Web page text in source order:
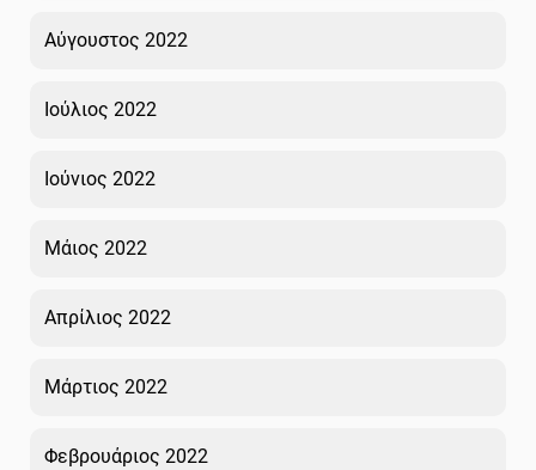
Αύγουστος 2022
Ιούλιος 2022
Ιούνιος 2022
Μάιος 2022
Απρίλιος 2022
Μάρτιος 2022
Φεβρουάριος 2022